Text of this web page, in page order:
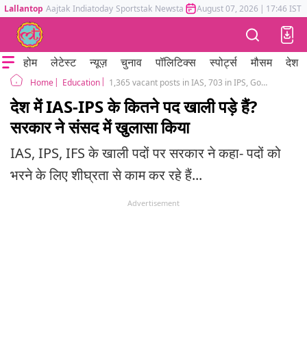
Lallantop Aajtak Indiatoday Sportstak Newstak Mumbai Tak Astrotak
August 07, 2026 | 17:46 IST
होम लेटेस्ट न्यूज़ चुनाव पॉलिटिक्स स्पोर्ट्स मौसम देश
Home Education 1,365 vacant posts in IAS, 703 in IPS, Government tells Rajya Sabha
देश में IAS-IPS के कितने पद खाली पड़े हैं?
सरकार ने संसद में खुलासा किया
IAS, IPS, IFS के खाली पदों पर सरकार ने कहा- पदों को
भरने के लिए शीघ्रता से काम कर रहे हैं...
Advertisement